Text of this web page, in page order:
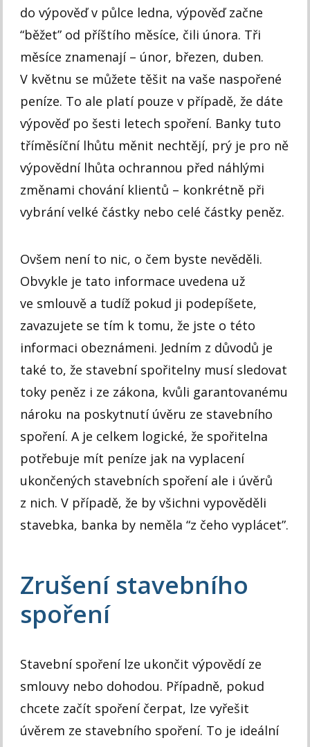
do výpověď v půlce ledna, výpověď začne
“běžet” od příštího měsíce, čili února. Tři
měsíce znamenají – únor, březen, duben.
V květnu se můžete těšit na vaše naspořené
peníze. To ale platí pouze v případě, že dáte
výpověď po šesti letech spoření. Banky tuto
tříměsíční lhůtu měnit nechtějí, prý je pro ně
výpovědní lhůta ochrannou před náhlými
změnami chování klientů – konkrétně při
vybrání velké částky nebo celé částky peněz.
Ovšem není to nic, o čem byste nevěděli.
Obvykle je tato informace uvedena už
ve smlouvě a tudíž pokud ji podepíšete,
zavazujete se tím k tomu, že jste o této
informaci obeznámeni. Jedním z důvodů je
také to, že stavební spořitelny musí sledovat
toky peněz i ze zákona, kvůli garantovanému
nároku na poskytnutí úvěru ze stavebního
spoření. A je celkem logické, že spořitelna
potřebuje mít peníze jak na vyplacení
ukončených stavebních spoření ale i úvěrů
z nich. V případě, že by všichni vypověděli
stavebka, banka by neměla “z čeho vyplácet”.
Zrušení stavebního
spoření
Stavební spoření lze ukončit výpovědí ze
smlouvy nebo dohodou. Případně, pokud
chcete začít spoření čerpat, lze vyřešit
úvěrem ze stavebního spoření. To je ideální